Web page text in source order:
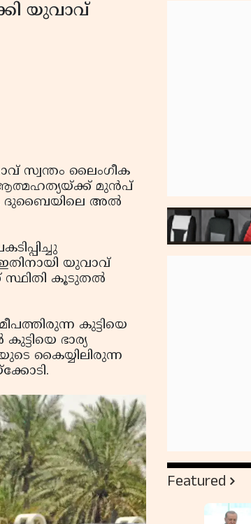
യുവാവ്
സ്വന്തം ലൈംഗീക
മുന്‍പ്
ദുബൈയിലെ അല്‍
യുവാവ്
സ്ഥിതി കൂടുതല്‍
കുട്ടിയെ
ഭാര്യ
കൈയ്യിലിരുന്ന
Featured